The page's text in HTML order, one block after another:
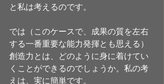
と私は考えるのです。
では（このケースで、成果の質を左右
する一番重要な能力発揮とも思える）
創造力とは、どのように身に着けてい
くことができるのでしょうか。私の考
えは、実に簡単です。